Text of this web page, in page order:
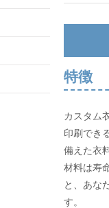
特徴
カスタム
印刷でき
備えた衣
材料は寿
と、あな
す。